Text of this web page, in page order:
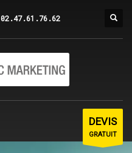
02.47.61.76.62
DEVIS
GRATUIT